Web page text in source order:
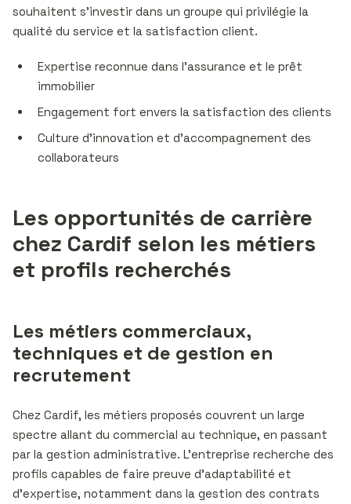
souhaitent s’investir dans un groupe qui privilégie la
qualité du service et la satisfaction client.
Expertise reconnue dans l’assurance et le prêt
immobilier
Engagement fort envers la satisfaction des clients
Culture d’innovation et d’accompagnement des
collaborateurs
Les opportunités de carrière
chez Cardif selon les métiers
et profils recherchés
Les métiers commerciaux,
techniques et de gestion en
recrutement
Chez Cardif, les métiers proposés couvrent un large
spectre allant du commercial au technique, en passant
par la gestion administrative. L’entreprise recherche des
profils capables de faire preuve d’adaptabilité et
d’expertise, notamment dans la gestion des contrats